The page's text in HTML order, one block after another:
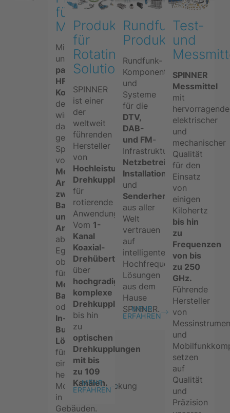
für
Mobilfunk
Mit
unseren
passiven
HF-
Komponenten
decken
wir
das
gesamte
Spektrum
von
Mobilfunk-
Anwendungen
zwischen
Basisstation
und
Antenne
ab.
Egal
ob
für
Mobilfunk-
Basisstationen
oder
In-
Building
Lösungen
für
eine
hervorragende
Mobilfunkabdeckung
in
Gebäuden.
Produkte
für
Rotating
Solutions
SPINNER
ist einer
der
weltweit
führenden
Hersteller
von
Hochleistungs-
Drehkupplungen
für
rotierende
Anwendungen.
Vom 1-
Kanal
Koaxial-
Drehübertrager,
über
hochgradig
komplexe
Drehkupplungen
bis hin
zu
optischen
Drehkupplungen
mit bis
zu 109
Kanälen.
MEHR
ERFAHREN
Rundfunk-
Produkte
Rundfunk-
Komponenten
und
Systeme
für die
DTV,
DAB-
und FM-
Infrastruktur.
Netzbetreiber,
Installationsfirmen
und
Senderhersteller
aus aller
Welt
vertrauen
auf
intelligente
Hochfrequenztechnik-
Lösungen
aus dem
Hause
SPINNER.
MEHR
ERFAHREN
Test-
und
SPINNER
Messmittel
mit
elektrischer
und
mechanischer
Qualität
für den
Einsatz
von
einigen
Kilohertz
bis hin
zu
Frequenzen
von bis
zu 250
GHz.
Führende
Hersteller
von
und
setzen
auf
Qualität
und
Präzision